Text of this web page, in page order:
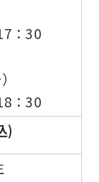
：30
：30
)